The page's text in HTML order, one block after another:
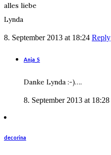
alles liebe
Lynda
8. September 2013 at 18:24 Reply
Anja_S
Danke Lynda :-)….
8. September 2013 at 18:28
decorina